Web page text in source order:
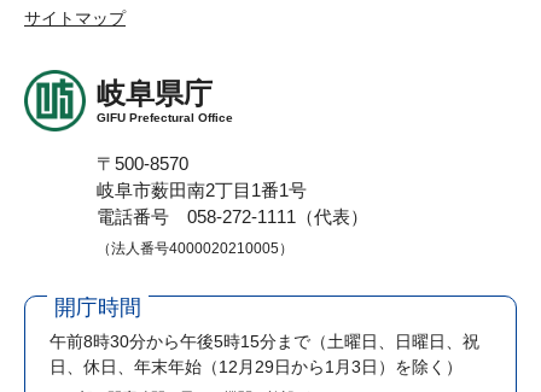
サイトマップ
岐阜県庁
GIFU Prefectural Office
〒500-8570
岐阜市薮田南2丁目1番1号
電話番号 058-272-1111（代表）
（法人番号4000020210005）
開庁時間
午前8時30分から午後5時15分まで （土曜日、日曜日、祝
日、休日、年末年始（12月29日から1月3日）を除く）